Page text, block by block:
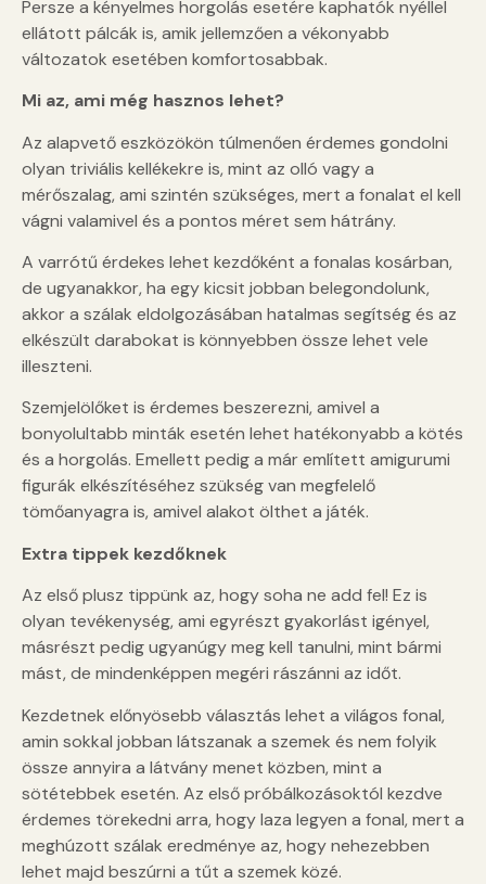
Persze a kényelmes horgolás esetére kaphatók nyéllel
ellátott pálcák is, amik jellemzően a vékonyabb
változatok esetében komfortosabbak.
Mi az, ami még hasznos lehet?
Az alapvető eszközökön túlmenően érdemes gondolni
olyan triviális kellékekre is, mint az olló vagy a
mérőszalag, ami szintén szükséges, mert a fonalat el kell
vágni valamivel és a pontos méret sem hátrány.
A varrótű érdekes lehet kezdőként a fonalas kosárban,
de ugyanakkor, ha egy kicsit jobban belegondolunk,
akkor a szálak eldolgozásában hatalmas segítség és az
elkészült darabokat is könnyebben össze lehet vele
illeszteni.
Szemjelölőket is érdemes beszerezni, amivel a
bonyolultabb minták esetén lehet hatékonyabb a kötés
és a horgolás. Emellett pedig a már említett amigurumi
figurák elkészítéséhez szükség van megfelelő
tömőanyagra is, amivel alakot ölthet a játék.
Extra tippek kezdőknek
Az első plusz tippünk az, hogy soha ne add fel! Ez is
olyan tevékenység, ami egyrészt gyakorlást igényel,
másrészt pedig ugyanúgy meg kell tanulni, mint bármi
mást, de mindenképpen megéri rászánni az időt.
Kezdetnek előnyösebb választás lehet a világos fonal,
amin sokkal jobban látszanak a szemek és nem folyik
össze annyira a látvány menet közben, mint a
sötétebbek esetén. Az első próbálkozásoktól kezdve
érdemes törekedni arra, hogy laza legyen a fonal, mert a
meghúzott szálak eredménye az, hogy nehezebben
lehet majd beszúrni a tűt a szemek közé.